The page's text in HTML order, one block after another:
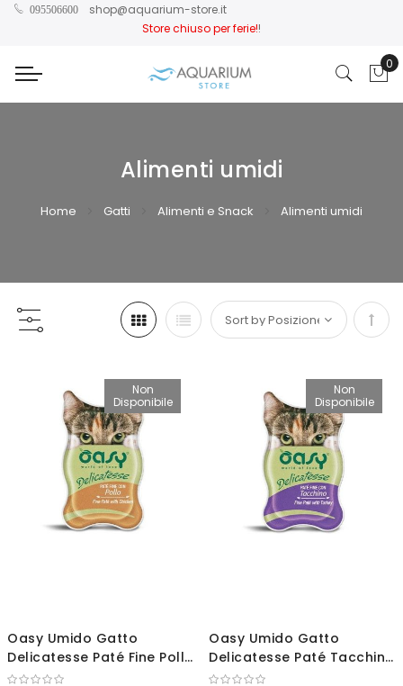
095506600
shop@aquarium-store.it
Store chiuso per ferie!!
0
Alimenti umidi
Home Gatti Alimenti e Snack Alimenti umidi
Non
Disponibile
Oasy Umido Gatto
Delicatesse Paté Fine Pollo
85g
Non
Disponibile
Oasy Umido Gatto
Delicatesse Paté Tacchino
85g